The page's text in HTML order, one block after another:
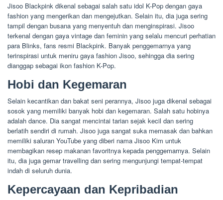
Jisoo Blackpink dikenal sebagai salah satu idol K-Pop dengan gaya
fashion yang mengerikan dan mengejutkan. Selain itu, dia juga sering
tampil dengan busana yang menyentuh dan menginspirasi. Jisoo
terkenal dengan gaya vintage dan feminin yang selalu mencuri perhatian
para Blinks, fans resmi Blackpink. Banyak penggemarnya yang
terinspirasi untuk meniru gaya fashion Jisoo, sehingga dia sering
dianggap sebagai ikon fashion K-Pop.
Hobi dan Kegemaran
Selain kecantikan dan bakat seni perannya, Jisoo juga dikenal sebagai
sosok yang memiliki banyak hobi dan kegemaran. Salah satu hobinya
adalah dance. Dia sangat mencintai tarian sejak kecil dan sering
berlatih sendiri di rumah. Jisoo juga sangat suka memasak dan bahkan
memiliki saluran YouTube yang diberi nama Jisoo Kim untuk
membagikan resep makanan favoritnya kepada penggemarnya. Selain
itu, dia juga gemar travelling dan sering mengunjungi tempat-tempat
indah di seluruh dunia.
Kepercayaan dan Kepribadian